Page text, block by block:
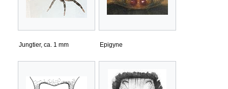
Jungtier, ca. 1 mm Epigyne